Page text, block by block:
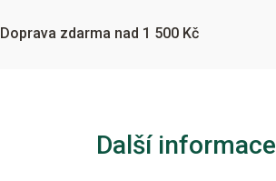
Doprava zdarma nad 1 500 Kč
Další informace